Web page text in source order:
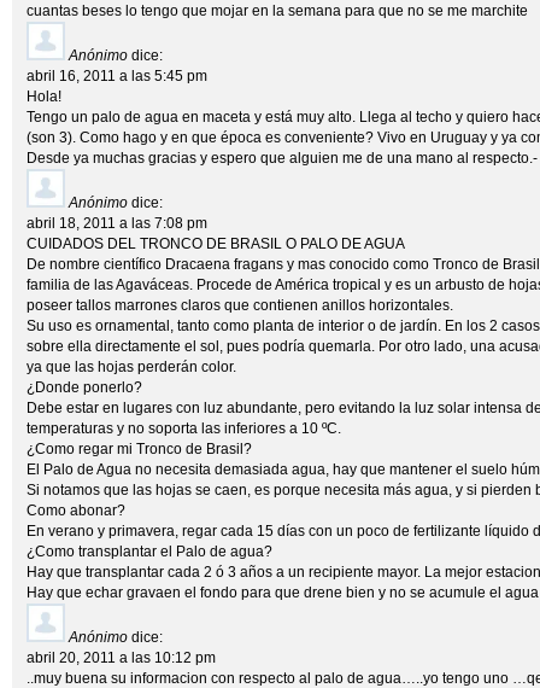
cuantas beses lo tengo que mojar en la semana para que no se me marchite
Anónimo dice:
abril 16, 2011 a las 5:45 pm
Hola!
Tengo un palo de agua en maceta y está muy alto. Llega al techo y quiero
(son 3). Como hago y en que época es conveniente? Vivo en Uruguay y ya
Desde ya muchas gracias y espero que alguien me de una mano al respecto.-
Anónimo dice:
abril 18, 2011 a las 7:08 pm
CUIDADOS DEL TRONCO DE BRASIL O PALO DE AGUA
De nombre científico Dracaena fragans y mas conocido como Tronco de
familia de las Agaváceas. Procede de América tropical y es un arbusto de
poseer tallos marrones claros que contienen anillos horizontales.
Su uso es ornamental, tanto como planta de interior o de jardín. En los 2
sobre ella directamente el sol, pues podría quemarla. Por otro lado, una
ya que las hojas perderán color.
¿Donde ponerlo?
Debe estar en lugares con luz abundante, pero evitando la luz solar intensa
temperaturas y no soporta las inferiores a 10 ºC.
¿Como regar mi Tronco de Brasil?
El Palo de Agua no necesita demasiada agua, hay que mantener el suelo
Si notamos que las hojas se caen, es porque necesita más agua, y si pierden
Como abonar?
En verano y primavera, regar cada 15 días con un poco de fertilizante líquido
¿Como transplantar el Palo de agua?
Hay que transplantar cada 2 ó 3 años a un recipiente mayor. La mejor
Hay que echar gravaen el fondo para que drene bien y no se acumule el
Anónimo dice:
abril 20, 2011 a las 10:12 pm
..muy buena su informacion con respecto al palo de agua…..yo tengo uno